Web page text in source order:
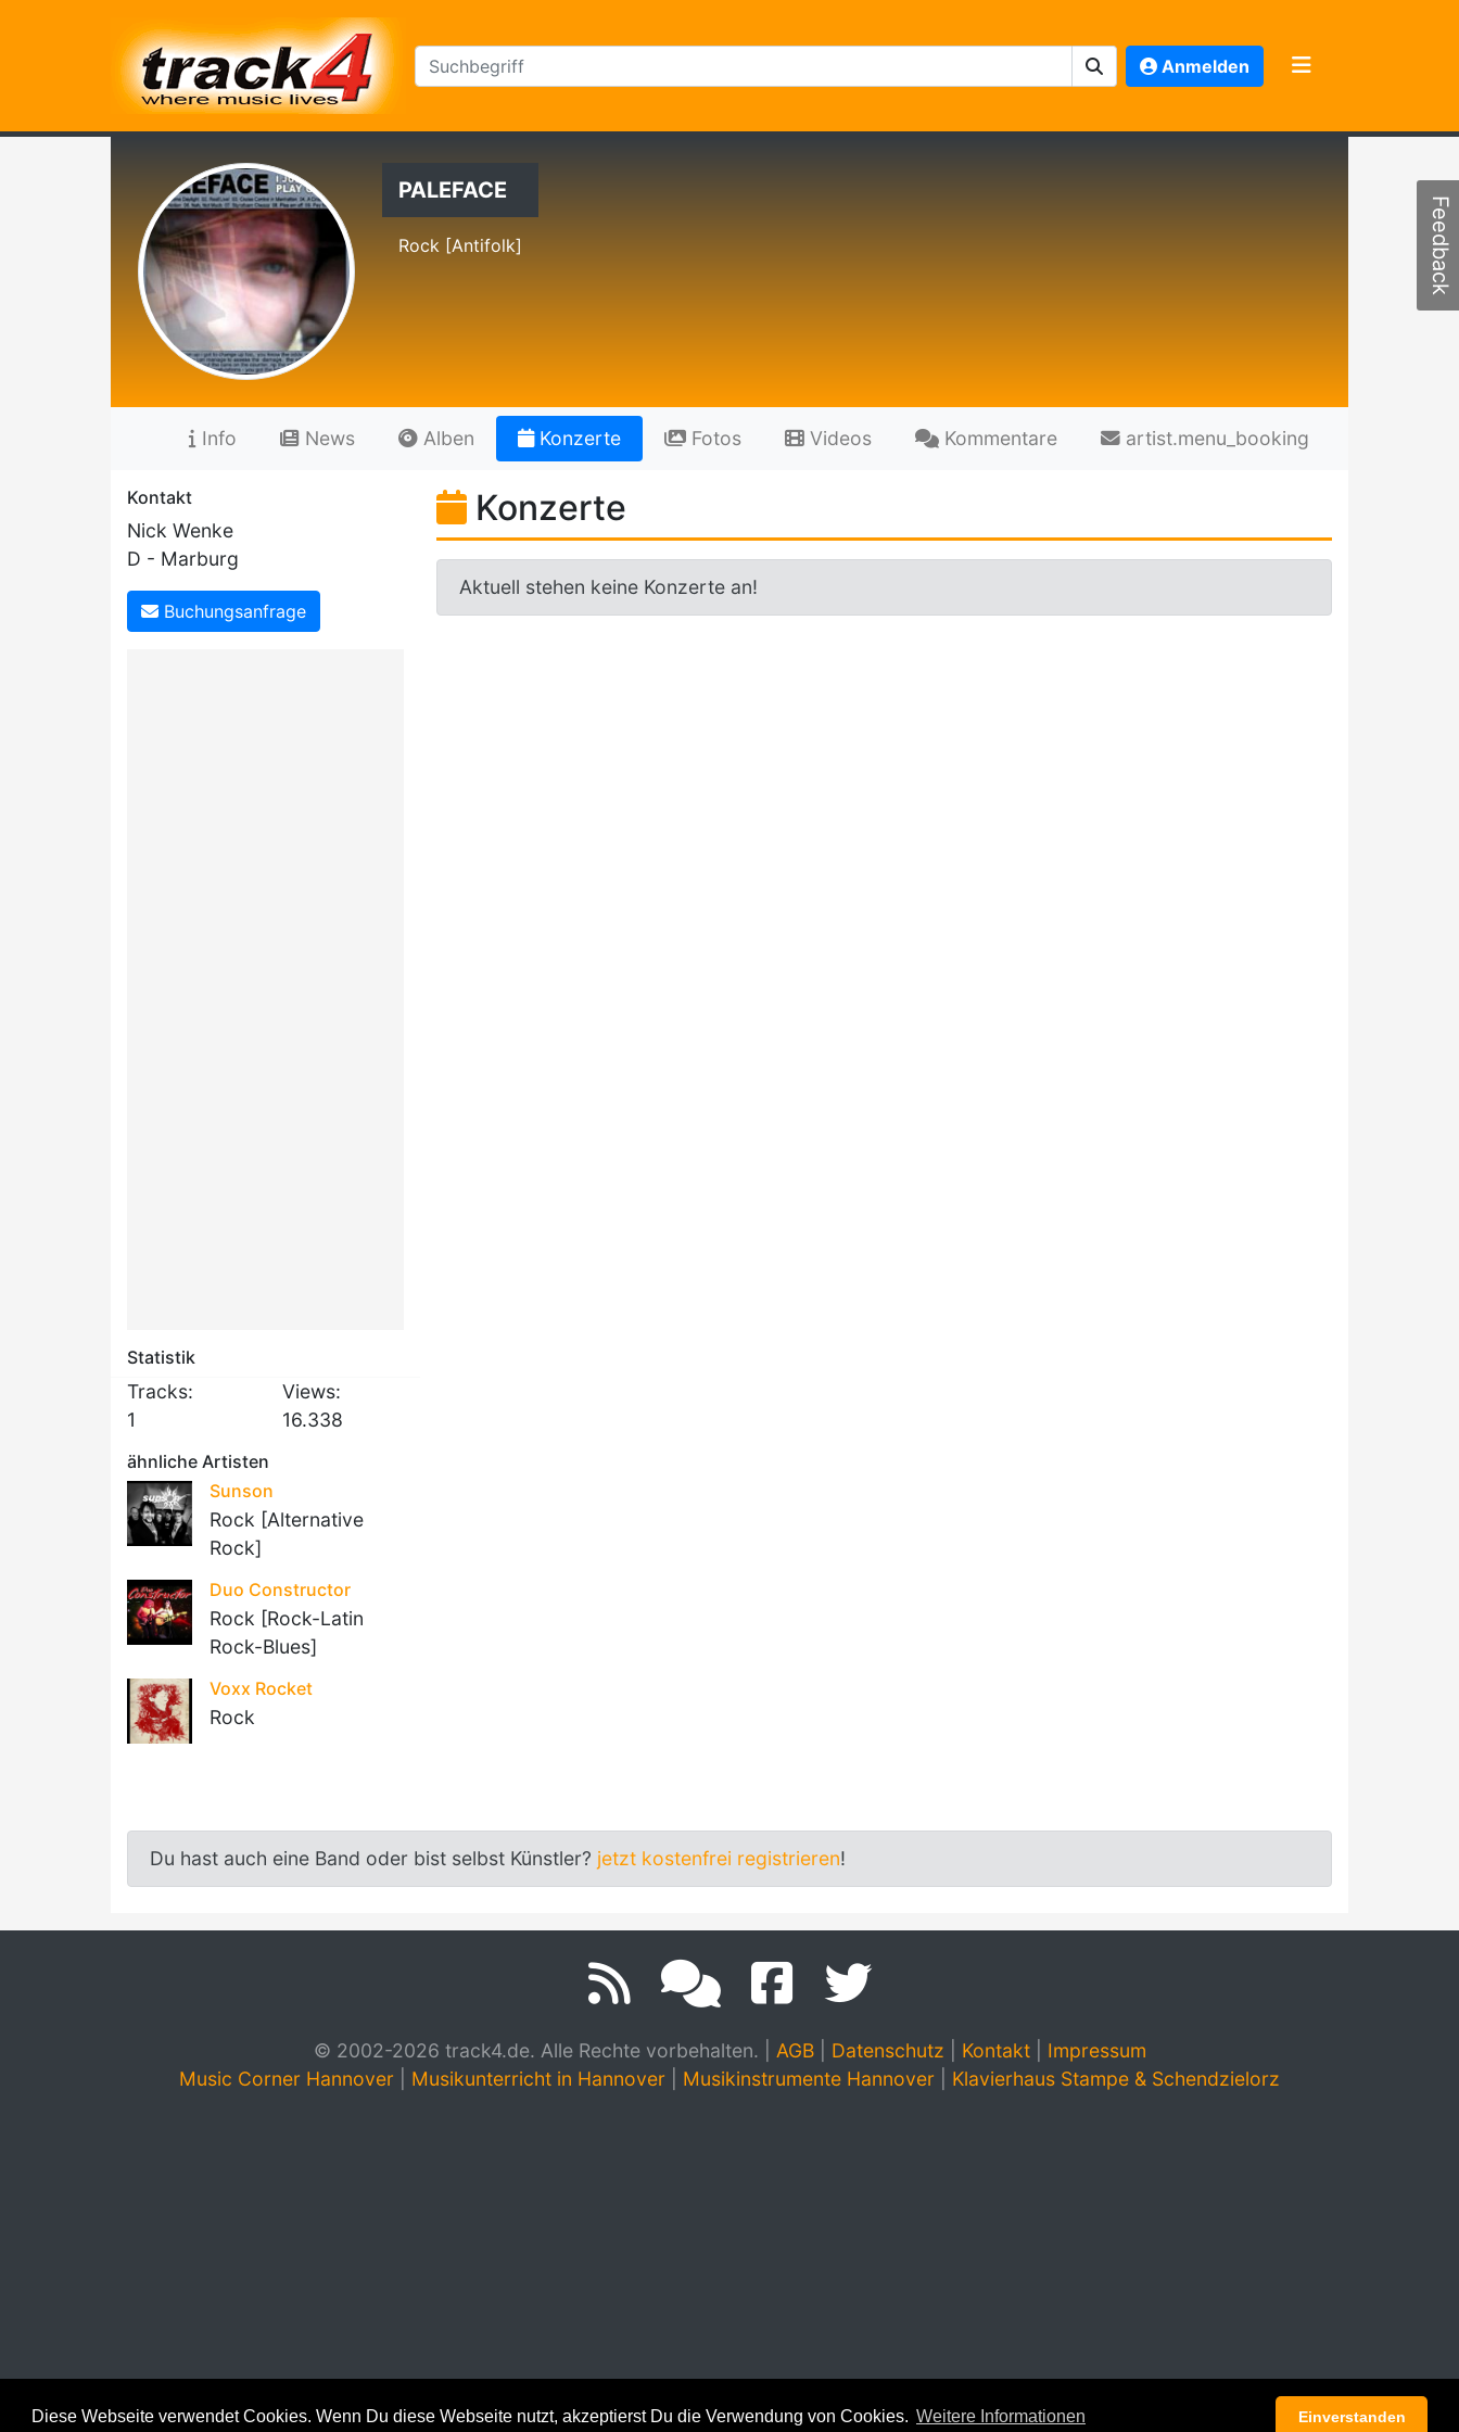
Diese Webseite verwendet Cookies. Wenn Du diese Webseite nutzt, akzeptierst Du die Verwendung von Cookies. Weitere Informationen Einverstanden
Anmelden
PALEFACE
Rock [Antifolk]
Info News Alben Konzerte Fotos Videos Kommentare artist.menu_booking
Kontakt
Nick Wenke
D - Marburg
Buchungsanfrage
Statistik
Tracks:
1
Views:
16.338
ähnliche Artisten
Sunson
Rock [Alternative
Rock]
Duo Constructor
Rock [Rock-Latin
Rock-Blues]
Voxx Rocket
Rock
Konzerte
Aktuell stehen keine Konzerte an!
Du hast auch eine Band oder bist selbst Künstler? jetzt kostenfrei registrieren!
© 2002-2026 track4.de. Alle Rechte vorbehalten. AGB| Datenschutz Kontakt| Impressum
Music Corner Hannover
Musikunterricht in Hannover Musikinstrumente Hannover Klavierhaus Stampe & Schendzielorz
Feedback